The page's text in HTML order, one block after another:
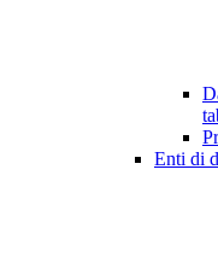
Enti di